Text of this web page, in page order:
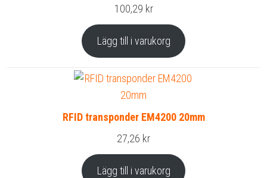
100,29 kr
Lägg till i varukorg
RFID transponder EM4200 20mm
27,26 kr
Lägg till i varukorg